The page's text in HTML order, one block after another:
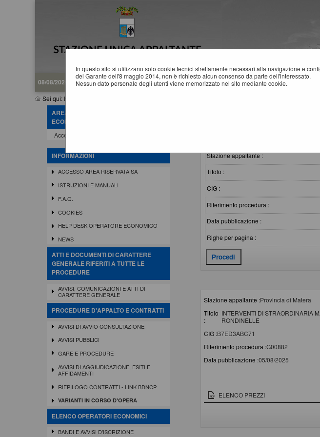
08/08/2026 18:23
Sei qui: Home
In questo sito si utilizzano solo cookie tecnici strettamente necessari alla navigazione e
del Garante dell'8 maggio 2014, non è richiesto alcun consenso da parte dell'interessato.
Nessun dato personale degli utenti viene memorizzato nel sito mediante cookie.
AREA RISERVATA OPERATORE
ECONOMICO
Accedi - Registrati
INFORMAZIONI
ACCESSO AREA RISERVATA SA
ISTRUZIONI E MANUALI
F.A.Q.
COOKIES
HELP DESK OPERATORE ECONOMICO
NEWS
ATTI E DOCUMENTI DI CARATTERE
GENERALE RIFERITI A TUTTE LE
PROCEDURE
AVVISI, COMUNICAZIONI E ATTI DI
CARATTERE GENERALE
PROCEDURE D'APPALTO E CONTRATTI
AVVISI DI AVVIO CONSULTAZIONE
AVVISI PUBBLICI
GARE E PROCEDURE
AVVISI DI AGGIUDICAZIONE, ESITI E
AFFIDAMENTI
RIEPILOGO CONTRATTI - LINK BDNCP
VARIANTI IN CORSO D'OPERA
ELENCO OPERATORI ECONOMICI
BANDI E AVVISI D'ISCRIZIONE
Stazione appaltante :
Titolo :
CIG :
Riferimento procedura :
Data pubblicazione :
Righe per pagina :
Stazione appaltante :Provincia di Matera
Titolo
:
INTERVENTI DI STRAORDINARIA
RONDINELLE
CIG :B7ED3ABC71
Riferimento procedura :G00882
Data pubblicazione :05/08/2025
ELENCO PREZZI